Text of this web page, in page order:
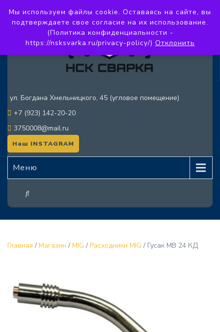
ул. Богдана Хмельницкого, 45 (угловое помещение)
+7 (923) 142-20-20
3750008@mail.ru
Наш INSTAGRAM
Меню
Главная / Магазин / MIG / Расходники MIG / Гусак MB 24 КД
Мы используем файлы cookie. Оставаясь на сайте, вы
подтверждаете свое согласие на их использование.
(Политика конфиденциальности -
https://nsksvarka.ru/privacy-policy/) Отклонить